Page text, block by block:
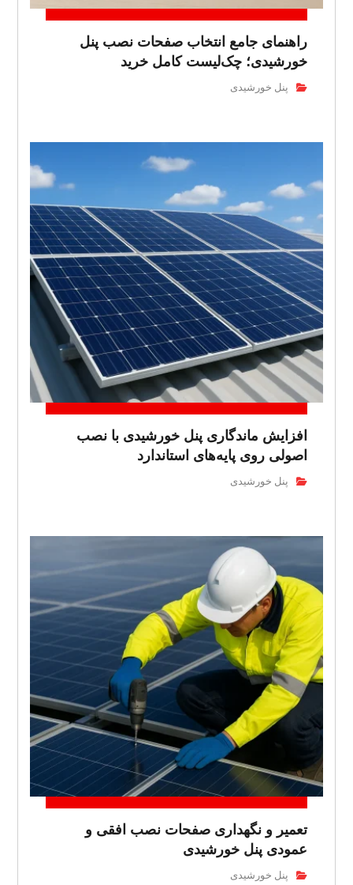
راهنمای جامع انتخاب صفحات نصب پنل
خورشیدی؛ چک‌لیست کامل خرید
پنل خورشیدی
افزایش ماندگاری پنل خورشیدی با نصب
اصولی روی پایه‌های استاندارد
پنل خورشیدی
تعمیر و نگهداری صفحات نصب افقی و
عمودی پنل خورشیدی
پنل خورشیدی